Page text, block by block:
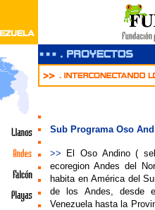
Sub Programa Oso
>> El
Oso Andino (
ecoregion Andes del
habita en América del
de los Andes, desde
Venezuela hasta la